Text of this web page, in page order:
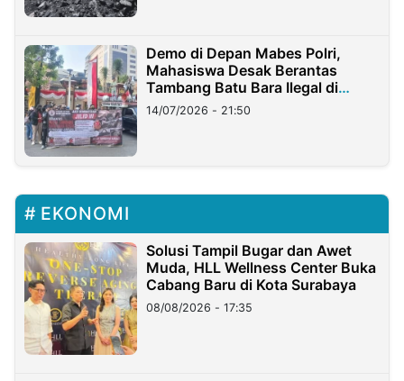
Demo di Depan Mabes Polri,
Mahasiswa Desak Berantas
Tambang Batu Bara Ilegal di
Lampung
14/07/2026 - 21:50
EKONOMI
Solusi Tampil Bugar dan Awet
Muda, HLL Wellness Center Buka
Cabang Baru di Kota Surabaya
08/08/2026 - 17:35